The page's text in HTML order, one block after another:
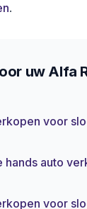
.
uw Alfa
voor
hands auto
voor